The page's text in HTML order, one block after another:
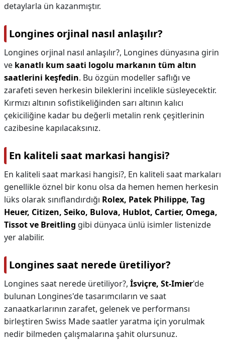
detaylarla ün kazanmıştır.
Longines orjinal nasıl anlaşılır?
Longines orjinal nasıl anlaşılır?, Longines dünyasına girin
ve kanatlı kum saati logolu markanın tüm altın
saatlerini keşfedin. Bu özgün modeller saflığı ve
zarafeti seven herkesin bileklerini incelikle süsleyecektir.
Kırmızı altının sofistikeliğinden sarı altının kalıcı
çekiciliğine kadar bu değerli metalin renk çeşitlerinin
cazibesine kapılacaksınız.
En kaliteli saat markasi hangisi?
En kaliteli saat markasi hangisi?, En kaliteli saat markaları
genellikle öznel bir konu olsa da hemen hemen herkesin
lüks olarak sınıflandırdığı Rolex, Patek Philippe, Tag
Heuer, Citizen, Seiko, Bulova, Hublot, Cartier, Omega,
Tissot ve Breitling gibi dünyaca ünlü isimler listenizde
yer alabilir.
Longines saat nerede üretiliyor?
Longines saat nerede üretiliyor?, İsviçre, St-Imier'de
bulunan Longines'de tasarımcıların ve saat
zanaatkarlarının zarafet, gelenek ve performansı
birleştiren Swiss Made saatler yaratma için yorulmak
nedir bilmeden çalışmalarına şahit olursunuz.